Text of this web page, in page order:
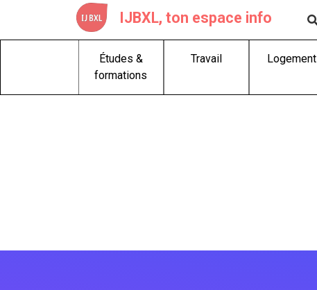
content
IJBXL, ton espace info
Études &
formations
Travail Logement